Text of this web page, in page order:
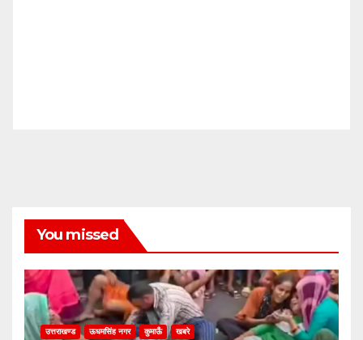
You missed
उत्तराखण्ड ऊधमसिंह नगर कुमाऊँ खबरे